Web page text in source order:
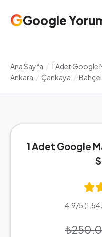
GGoogle
Ana Sayfa / 1 Adet Google
Ankara / Çankaya /
1 Adet Google
4.9/5